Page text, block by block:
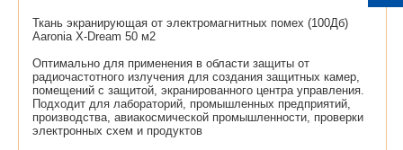
Ткань экранирующая от электромагнитных помех (100Дб)
Aaronia X-Dream 50 м2
Оптимально для применения в области защиты от
радиочастотного излучения для создания защитных камер,
помещений с защитой, экранированного центра управления.
Подходит для лабораторий, промышленных предприятий,
производства, авиакосмической промышленности, проверки
электронных схем и продуктов